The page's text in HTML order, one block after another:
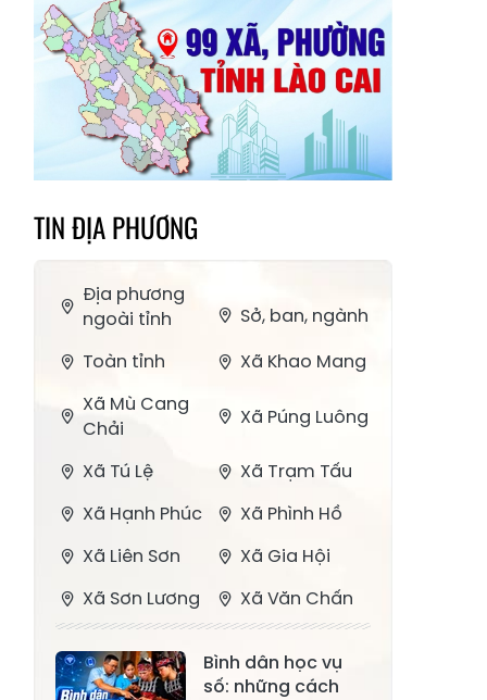
TIN ĐỊA PHƯƠNG
Địa phương
ngoài tỉnh
Sở, ban, ngành
Toàn tỉnh
Xã Khao Mang
Xã Mù Cang
Chải
Xã Púng Luông
Xã Tú Lệ
Xã Trạm Tấu
Xã Hạnh Phúc
Xã Phình Hồ
Xã Liên Sơn
Xã Gia Hội
Xã Sơn Lương
Xã Văn Chấn
Bằng La
Xã Chấn Thịnh
Bình dân học vụ
số: những cách